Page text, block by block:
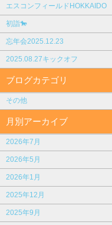
エスコンフィールドHOKKAIDO
初詣🐎
忘年会2025.12.23
2025.08.27キックオフ
ブログカテゴリ
その他
月別アーカイブ
2026年7月
2026年5月
2026年1月
2025年12月
2025年9月